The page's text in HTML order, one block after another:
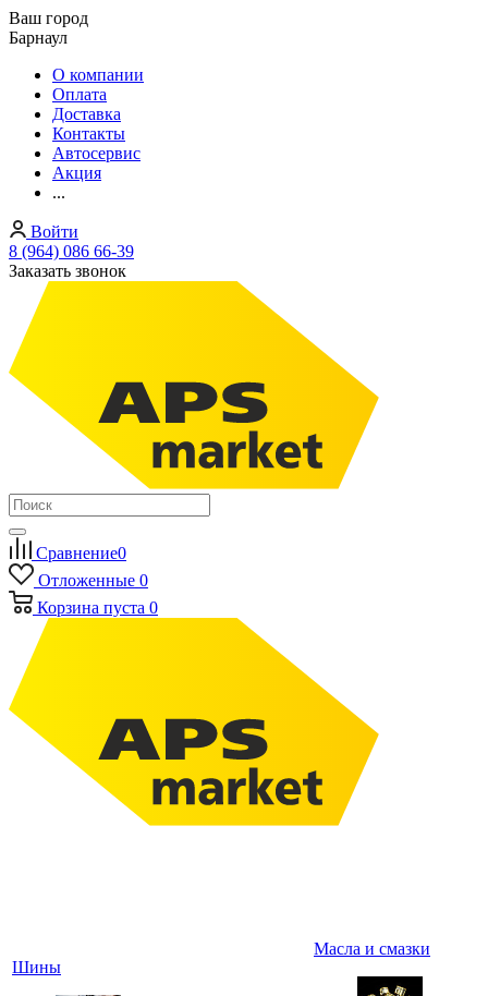
Ваш город
Барнаул
О компании
Оплата
Доставка
Контакты
Автосервис
Акция
...
Войти
8 (964) 086 66-39
Заказать звонок
Сравнение0
Отложенные 0
Корзина пуста 0
Шины
Масла и смазки